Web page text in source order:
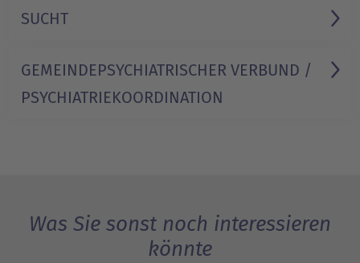
SUCHT
GEMEINDE­PSYCHIATRISCHER VERBUND /
PSYCHIATRIE­KOORDINATION
Was Sie sonst noch interessieren
könnte